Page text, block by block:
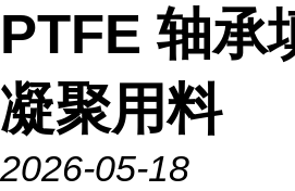
PTFE 轴承
凝聚用料
2026-05-18